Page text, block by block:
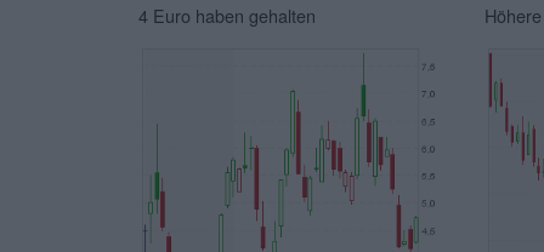
4 Euro haben gehalten